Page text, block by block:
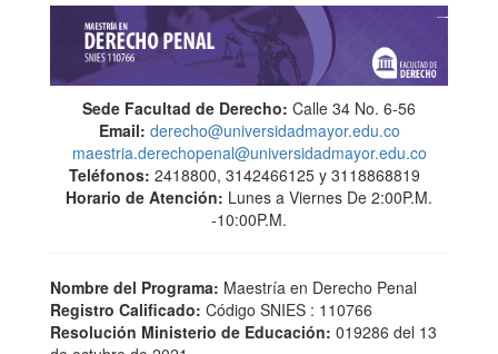
Sede Facultad de Derecho: Calle 34 No. 6-56
Email: derecho@universidadmayor.edu.co
maestria.derechopenal@universidadmayor.edu.co
Teléfonos: 2418800, 3142466125 y 3118868819
Horario de Atención: Lunes a Viernes De 2:00P.M.
-10:00P.M.
Nombre del Programa: Maestría en Derecho Penal
Registro Calificado: Código SNIES : 110766
Resolución Ministerio de Educación: 019286 del 13